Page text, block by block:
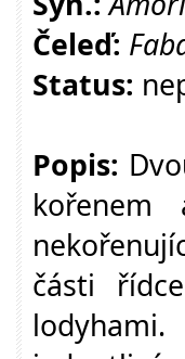
Čeleď:
Status:
Popis:
části